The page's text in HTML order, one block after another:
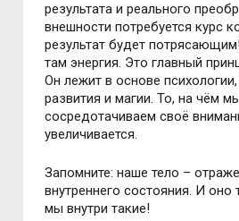
результата и реального
внешности потребуется курс
результат будет
там энергия. Это главный
Он лежит в основе
развития и магии. То, на чём
сосредотачиваем своё
увеличивается.
Запомните: наше тело –
внутреннего состояния. И оно
мы внутри такие!